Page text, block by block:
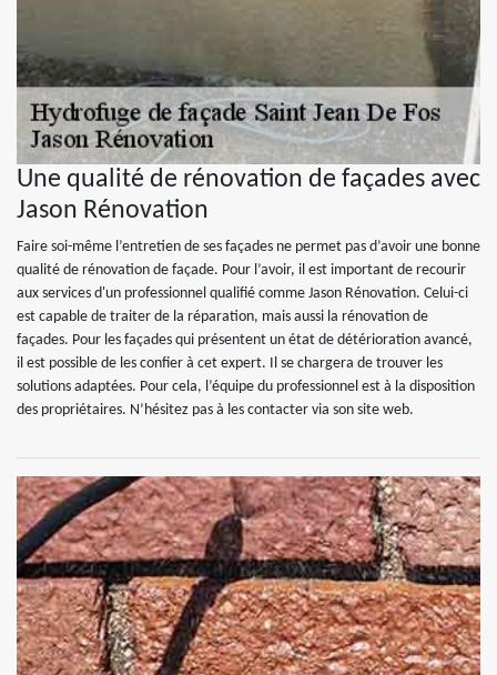
Une qualité de rénovation de façades avec
Jason Rénovation
Faire soi-même l’entretien de ses façades ne permet pas d’avoir une bonne
qualité de rénovation de façade. Pour l’avoir, il est important de recourir
aux services d'un professionnel qualifié comme Jason Rénovation. Celui-ci
est capable de traiter de la réparation, mais aussi la rénovation de
façades. Pour les façades qui présentent un état de détérioration avancé,
il est possible de les confier à cet expert. Il se chargera de trouver les
solutions adaptées. Pour cela, l’équipe du professionnel est à la disposition
des propriétaires. N’hésitez pas à les contacter via son site web.